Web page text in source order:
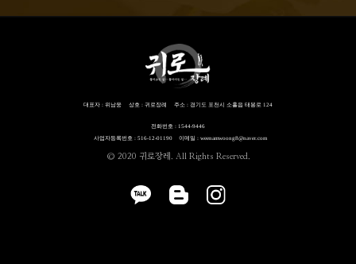
대표자 : 위남웅 상호 : 귀로장례 주소 : 경기도 포천시 소흘읍 태봉로 124
전화번호 : 1544-9446
사업자등록번호 : 516-12-01190 이메일 : weenamwoong8@naver.com
© 2020 귀로장레. All Rights Reserved.